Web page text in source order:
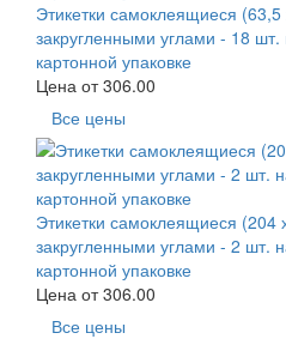
Этикетки самоклеящиеся
закругленными углами - 18
картонной упаковке
Цена от306.00
Все цены
Этикетки самоклеящиеся
закругленными углами - 2 шт.
картонной упаковке
Цена от306.00
Все цены